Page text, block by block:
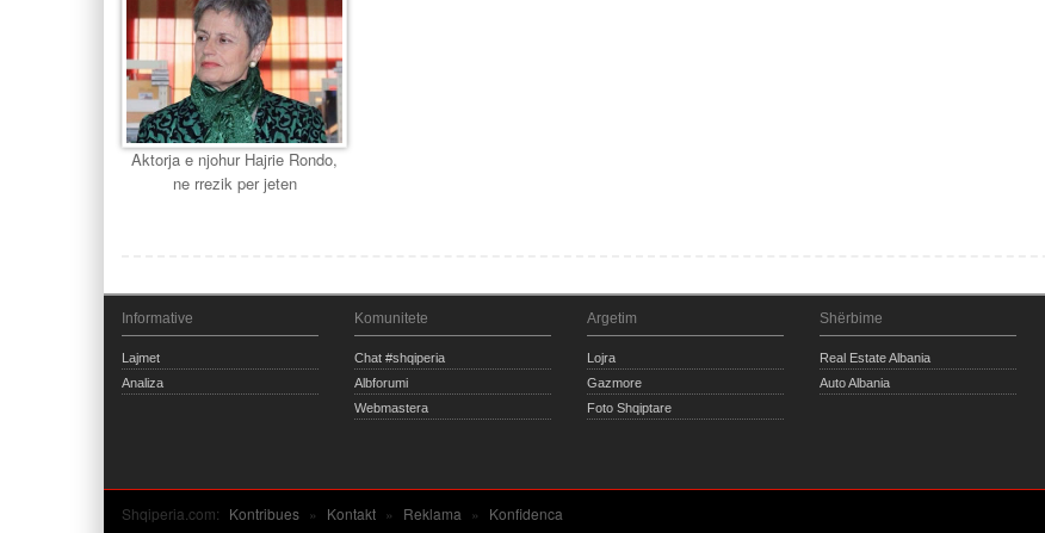
Aktorja e njohur Hajrie Rondo,
ne rrezik per jeten
Informative
Lajmet
Analiza
Komunitete
Chat #shqiperia
Albforumi
Webmastera
Argetim
Lojra
Gazmore
Foto Shqiptare
Shërbime
Real Estate Albania
Auto Albania
Shqiperia.com: Kontribues » Kontakt » Reklama » Konfidenca